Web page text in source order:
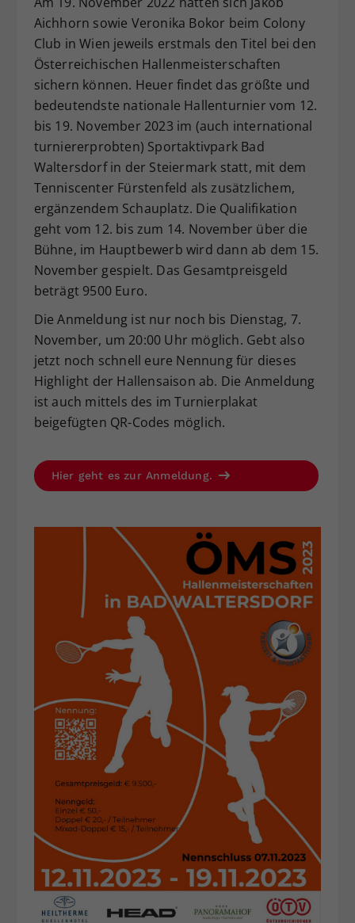
Aichhorn sowie Veronika Bokor beim Colony
Club in Wien jeweils erstmals den Titel bei den
Österreichischen Hallenmeisterschaften
sichern können. Heuer findet das größte und
bedeutendste nationale Hallenturnier vom 12.
bis 19. November 2023 im (auch international
turniererprobten) Sportaktivpark Bad
Waltersdorf in der Steiermark statt, mit dem
Tenniscenter Fürstenfeld als zusätzlichem,
ergänzendem Schauplatz. Die Qualifikation
geht vom 12. bis zum 14. November über die
Bühne, im Hauptbewerb wird dann ab dem 15.
November gespielt. Das Gesamtpreisgeld
beträgt 9500 Euro.
Die Anmeldung ist nur noch bis Dienstag, 7.
November, um 20:00 Uhr möglich. Gebt also
jetzt noch schnell eure Nennung für dieses
Highlight der Hallensaison ab. Die Anmeldung
ist auch mittels des im Turnierplakat
beigefügten QR-Codes möglich.
Hier geht es zur Anmeldung.
Zweck
Dieser Wert speichert Ihre Consent-
Einstellungen. Unter anderem eine
zufällig generierte ID, für die
historische Speicherung Ihrer
vorgenommen Einstellungen, falls der
Webseiten-Betreiber dies eingestellt
hat.